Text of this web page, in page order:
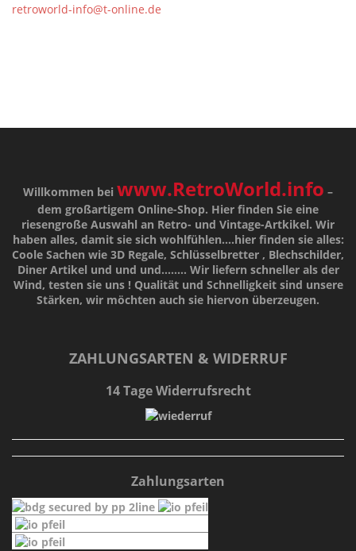
retroworld-info@t-online.de
Willkommen bei www.RetroWorld.info –
dem großartigem Online-Shop. Hier finden Sie eine
riesengroße Auswahl an Retro- und Vintage-Artkikel. Wir
haben alles, damit sie sich wohlfühlen....hier finden sie alles:
Coole Sachen wie 3D Regale, Schlüsselbretter , Blechschilder,
Diner Artikel und und und........ Wir liefern schneller als der
Wind, testen sie uns ! Qualitätund Schnelligkeitsind unsere
Stärken, wir möchten auch sie hiervon überzeugen.
ZAHLUNGSARTEN & WIDERRUF
14 Tage Widerrufsrecht
Zahlungsarten